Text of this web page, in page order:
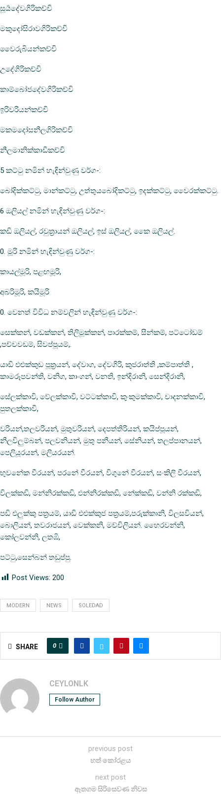
සූර්‍යදේවගිරිකච්චි
මකුදෝසිරාවගිරිකච්චි
වෛරුබියන්කච්චි
උදේගිරිකච්චි
කාම්බෝජදේවගිරිකච්චි
ඉරිවරියන්කච්චි
මකමදෝසනීලගිරිකච්චි
නීලමානික්කාඩිකච්චි
5 කට්ටු නමින් හැඳින්වුණු වර්ග-:
බෝදික්කට්ටු, මාන්කට්ටු, උත්තුයබෝදිකට්ටු, ඉදක්කට්ටු, වෛරක්කට්ටු.
6 ඔලියල් නමින් හැඳින්වුණු වර්ග-:
කඩි ඔලියල්, රවුත්‍රායන් ඔලියල්, ඉස් ඔලියල්, කෛ ඔලියල්.
0. මූරි නමින් හැඳින්වුණු වර්ග-:
කායල්මූරි, පළඟමූරි,
අබරිමූරි, කයිමූරි
0. වෙනත් විවිධ නම්වලින් හැඳින්වුණු වර්ග-:
සෙක්කන්, වඩක්කන්, තිලිමූක්කන්, පාරක්කම්, සීන්කම්, පට්ටෝඩම්
,පච්චවඩම්, සිවප්පූයම්,.
යාඩි එළුක්කුඩ පූත්‍රයන්, දේවාග, දේවගිරි, කුජරාත්ති ,කම්පාත්ති ,
කාමරූපවන්ති, වනිග, කාංගන්, වනති, ඉන්දිරානි, සෙන්දිරානි,
සේලක්කාවි, වේලක්කාවි, වට්ටක්කාවි, කුංකුමක්කාවි, චාදනක්කාවි,
පුතලක්කාවි,
වරියන්,තලවරියන්, මුතුවරියන්, දෙපත්තිරියන්, කයිප්පූයන්,
නීලවිලුම්බන්, පලවනියන්, මුතු පනීයන්, සේනියන්, තලප්පානයන්,
පෙලියූරයන්, මලියරයන්.
භුවනේක වීරයන්, පරනේ වීරයන්, විගුනේ වීරයන්, සංකිලි වීරයන්,
විලක්කඩි, මන්නිරක්කඩි, එන්නිරක්කඩි, නේක්කඩි, වන්නි රක්කඩි,
පඩි එලුක්කු පත්‍රයම්, යාඩි එළුක්කුජ පත්‍රයම්,පරුක්කානි, විලසවියන්,
බොලියන්, තවරාජයන්, වෙක්කනි, මච්චිලියන්. භෛරවන්නි,
කෝලවන්නි, ලතඹි,
පට්ටු,සෙන්බන් තඩුප්පු.
Post Views: 200
MODERN NEWS SOLEDAD
SHARE 0
CEYLONLK
Follow Author
previous post
හත් කෝරළය
next post
ඈතගම සිරිසෙවණ නිවස